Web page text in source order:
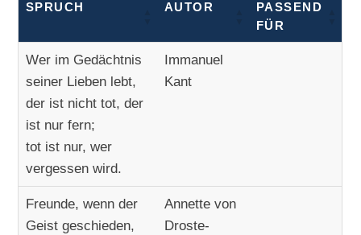
SPRUCH AUTOR
PASSEND
FÜR
Wer im Gedächtnis
seiner Lieben lebt,
der ist nicht tot, der
ist nur fern;
tot ist nur, wer
vergessen wird.
Immanuel
Kant
Freunde, wenn der
Geist geschieden,
Annette von
Droste-